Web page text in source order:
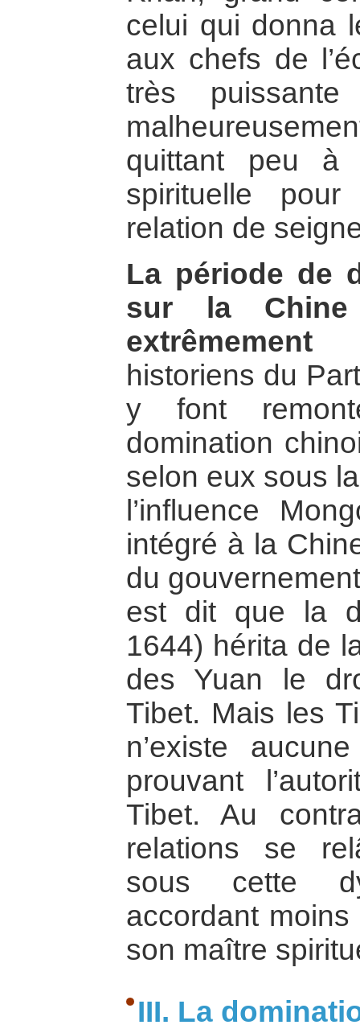
celui qui donna
aux chefs de
très
quittant peu à
spirituelle
relation de
La période de
sur la
extrêmement
historiens du
y font
domination
selon eux sous
l’influence
intégré à la
du
est dit que la
1644) hérita de
des Yuan le
Tibet. Mais les
n’existe
prouvant
Tibet. Au
relations se
sous cette
accordant moins
son maître
III. La